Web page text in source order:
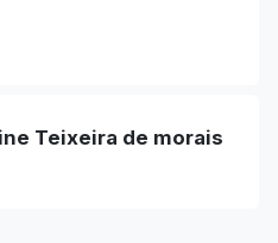
Teixeira de morais